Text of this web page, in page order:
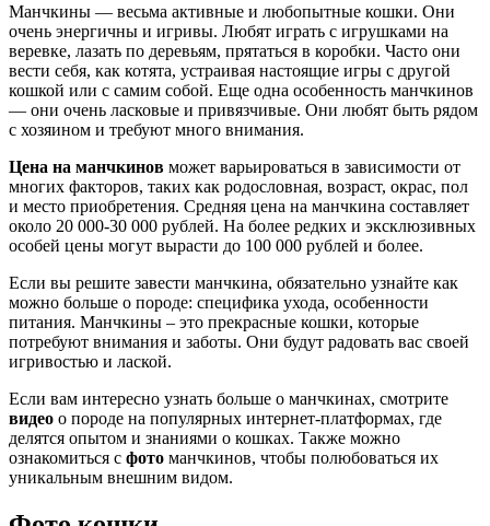
Манчкины — весьма активные и любопытные кошки. Они
очень энергичны и игривы. Любят играть с игрушками на
веревке, лазать по деревьям, прятаться в коробки. Часто они
вести себя, как котята, устраивая настоящие игры с другой
кошкой или с самим собой. Еще одна особенность манчкинов
— они очень ласковые и привязчивые. Они любят быть рядом
с хозяином и требуют много внимания.
Цена на манчкинов может варьироваться в зависимости от
многих факторов, таких как родословная, возраст, окрас, пол
и место приобретения. Средняя цена на манчкина составляет
около 20 000-30 000 рублей. На более редких и эксклюзивных
особей цены могут вырасти до 100 000 рублей и более.
Если вы решите завести манчкина, обязательно узнайте как
можно больше о породе: специфика ухода, особенности
питания. Манчкины – это прекрасные кошки, которые
потребуют внимания и заботы. Они будут радовать вас своей
игривостью и лаской.
Если вам интересно узнать больше о манчкинах, смотрите
видео о породе на популярных интернет-платформах, где
делятся опытом и знаниями о кошках. Также можно
ознакомиться с фото манчкинов, чтобы полюбоваться их
уникальным внешним видом.